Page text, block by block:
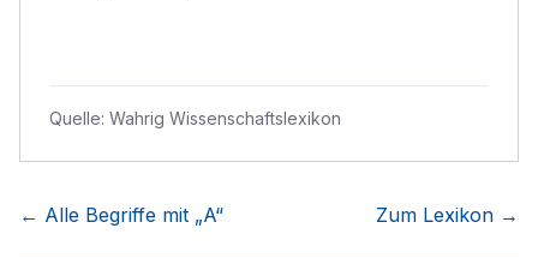
Quelle: Wahrig Wissenschaftslexikon
← Alle Begriffe mit „A“ Zum Lexikon →